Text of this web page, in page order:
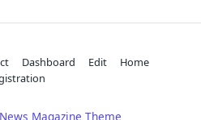
Dashboard Edit
Home
Magazine Theme